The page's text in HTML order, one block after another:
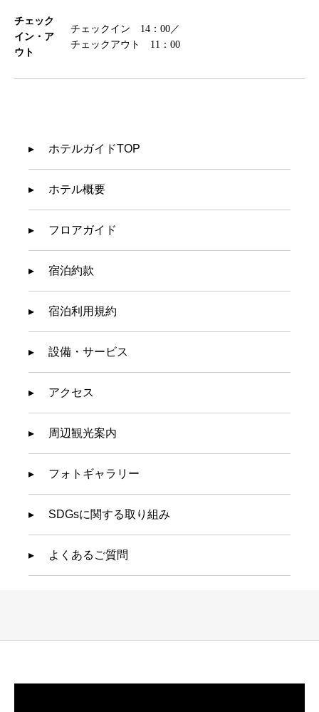
チェック
イン・ア
ウト
チェックイン 14：00／
チェックアウト 11：00
ホテルガイドTOP
ホテル概要
フロアガイド
宿泊約款
宿泊利用規約
設備・サービス
アクセス
周辺観光案内
フォトギャラリー
SDGsに関する取り組み
よくあるご質問